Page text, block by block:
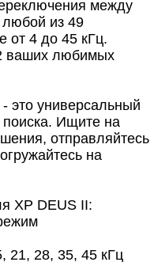
между
из 49
от 4 до 45 кГц.
ваших любимых
это универсальный
Ищите на
отправляйтесь
на
XP DEUS II:
21, 28, 35, 45 кГц